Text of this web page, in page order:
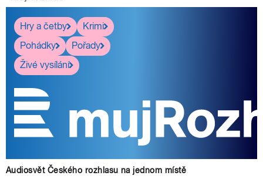
Hry a četby
Krimi
Pohádky
Pořady
Živé vysílání
Audiosvět Českého rozhlasu na jednom místě